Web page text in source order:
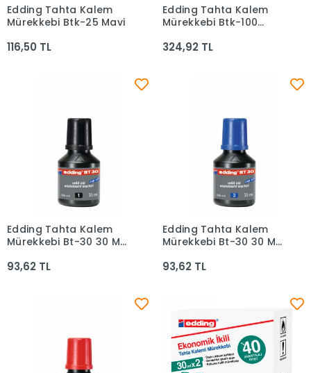
Sepete Ekle
Edding Tahta Kalem
Mürekkebi Btk-25 Mavi
116,50 TL
Sepete Ekle
Edding Tahta Kalem
Mürekkebi Btk-100
324,92 TL
Sepete Ekle
Edding Tahta Kalem
Mürekkebi Bt-30 30 Ml
93,62 TL
Sepete Ekle
Edding Tahta Kalem
Mürekkebi Bt-30 30 Ml
93,62 TL